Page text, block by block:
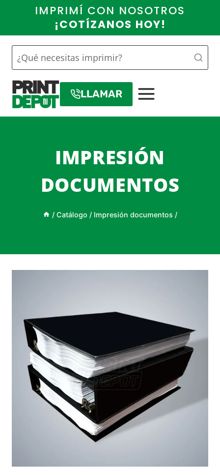
contenido
IMPRIMÍ CON NOSOTROS
¡COTÍZANOS HOY!
LLAMAR
IMPRESIÓN
DOCUMENTOS
/ Catálogo / Impresión documentos /